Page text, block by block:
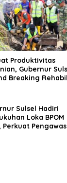
Produktivitas
Gubernur
Breaking
Sulsel Hadiri
Loka BPOM
Perkuat